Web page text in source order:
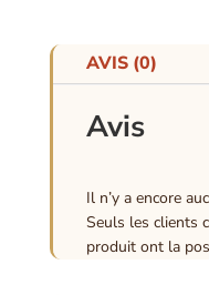
AVIS (0)
Avis
Il n’y a encore
Seuls les clients
produit ont la